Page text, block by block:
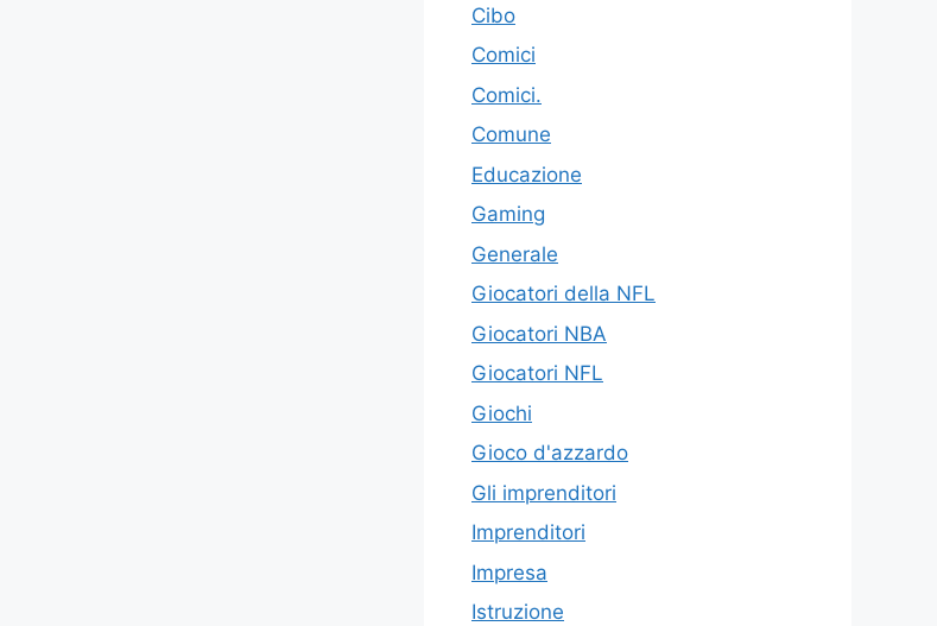
Cibo
Comici
Comici.
Comune
Educazione
Gaming
Generale
Giocatori della NFL
Giocatori NBA
Giocatori NFL
Giochi
Gioco d'azzardo
Gli imprenditori
Imprenditori
Impresa
Istruzione